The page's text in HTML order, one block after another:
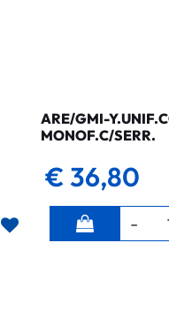
ARE/GMI-
MONOF.C/SERR.
€ 36,80
Quantità